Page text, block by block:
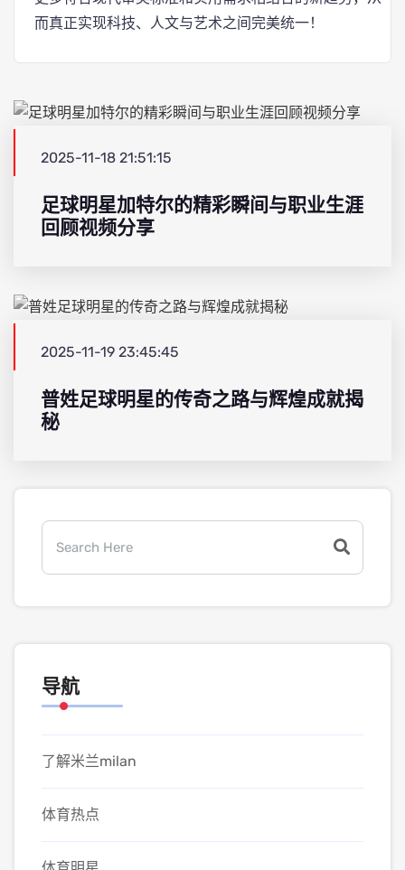
而真正实现科技、人文与艺术之间完美统一！
2025-11-18 21:51:15
足球明星加特尔的精彩瞬间与职业生涯
回顾视频分享
2025-11-19 23:45:45
普姓足球明星的传奇之路与辉煌成就揭
秘
导航
了解米兰milan
体育热点